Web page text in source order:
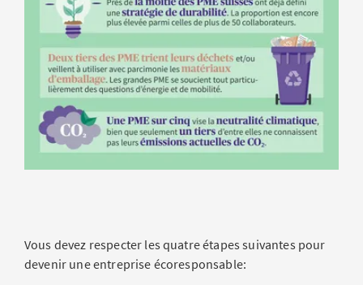
Vous devez respecter les quatre étapes suivantes pour
devenir une entreprise écoresponsable: